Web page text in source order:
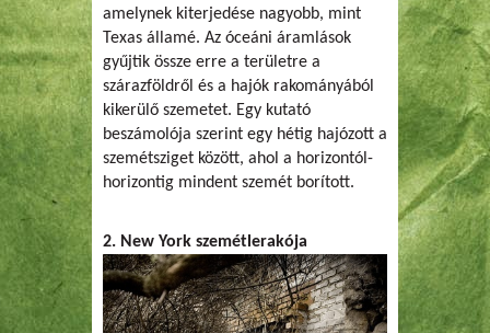
amelynek kiterjedése nagyobb, mint
Texas államé. Az óceáni áramlások
gyűjtik össze erre a területre a
szárazföldről és a hajók rakományából
kikerülő szemetet. Egy kutató
beszámolója szerint egy hétig hajózott a
szemétsziget között, ahol a horizontól-
horizontig mindent szemét borított.
2. New York szemétlerakója